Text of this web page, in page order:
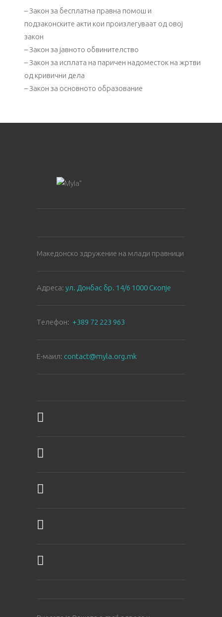
– Закон за бесплатна правна помош и
подзаконските акти кои произлегуваат од овој
закон
– Закон за јавното обвинителство
– Закон за исплата на паричен надоместок на жртви
од кривични дела
– Закон за основното образование
Македонско здружение на млади правници
Aдреса: ул. Донбас бр. 14/6 1000 Скопје
Tелефон: +389 72 223 963
E-маил: contact@myla.org.mk